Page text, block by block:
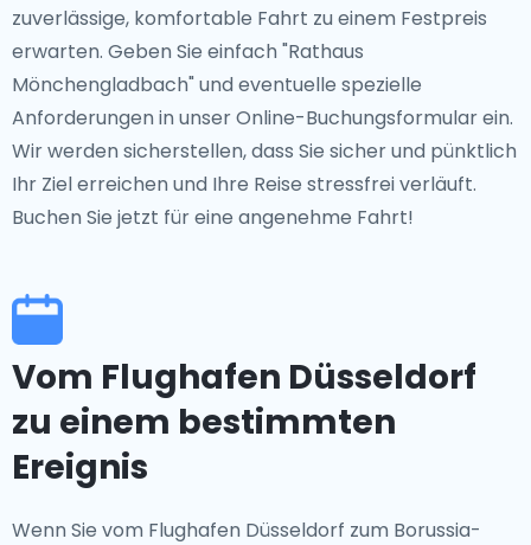
zuverlässige, komfortable Fahrt zu einem Festpreis
erwarten. Geben Sie einfach "Rathaus
Mönchengladbach" und eventuelle spezielle
Anforderungen in unser Online-Buchungsformular ein.
Wir werden sicherstellen, dass Sie sicher und pünktlich
Ihr Ziel erreichen und Ihre Reise stressfrei verläuft.
Buchen Sie jetzt für eine angenehme Fahrt!
Vom Flughafen Düsseldorf
zu einem bestimmten
Ereignis
Wenn Sie vom Flughafen Düsseldorf zum Borussia-